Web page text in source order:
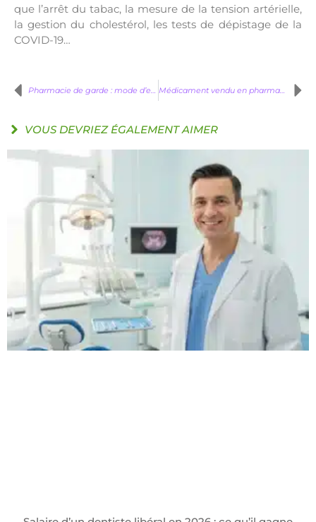
que l’arrêt du tabac, la mesure de la tension artérielle,
la gestion du cholestérol, les tests de dépistage de la
COVID-19…
Médicament vendu en pharmacie : comment ça marche ?
VOUS DEVRIEZ ÉGALEMENT AIMER